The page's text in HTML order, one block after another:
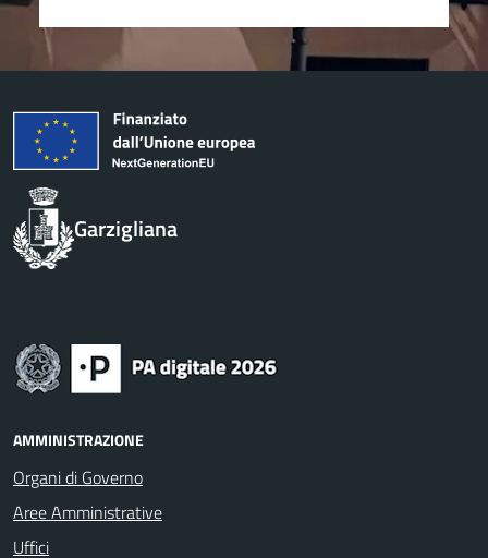
Garzigliana
AMMINISTRAZIONE
Organi di Governo
Aree Amministrative
Uffici